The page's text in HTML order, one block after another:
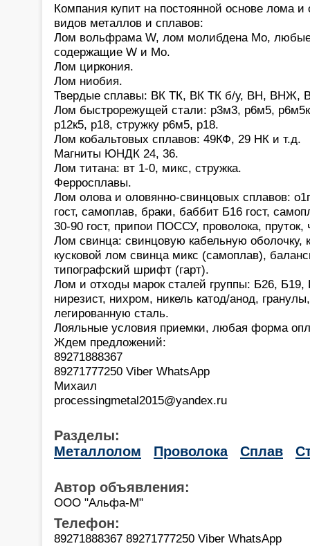
Компания купит на постоянной основе лома
видов металлов и сплавов:
Лом вольфрама W, лом молибдена Mo,
содержащие W и Mo.
Лом циркония.
Лом ниобия.
Твердые сплавы: ВК ТК, ВК ТК б/у, ВН,
Лом быстрорежущей стали: р3м3, р6м5,
р12к5, р18, стружку р6м5, р18.
Лом кобальтовых сплавов: 49КФ, 29 НК и т.д.
Магниты ЮНДК 24, 36.
Лом титана: вт 1-0, микс, стружка.
Ферросплавы.
Лом олова и оловянно-свинцовых сплавов:
гост, самоплав, браки, баббит Б16 гост,
30-90 гост, припои ПОССУ, проволока,
Лом свинца: свинцовую кабельную оболочку,
кусковой лом свинца микс (самоплав),
типографский шрифт (гарт).
Лом и отходы марок сталей группы: Б26,
нирезист, нихром, никель катод/анод,
легированную сталь.
Лояльные условия приемки, любая форма
Ждем предложений:
89271888367
89271777250 Viber WhatsApp
Михаил
processingmetal2015@yandex.ru
Разделы:
Металлолом
Проволока Сплав
Автор объявления:
ООО "Альфа-М"
Телефон:
89271888367 89271777250 Viber WhatsApp